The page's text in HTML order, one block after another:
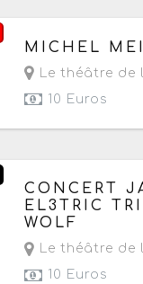
Le vendredi 26
MICHEL
Le théâtre de
10 Euros
Le vendredi 11
CONCERT
EL3TRIC
WOLF
Le théâtre de
10 Euros